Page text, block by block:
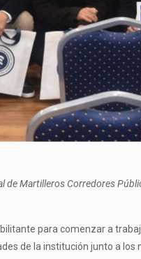
Martilleros Corredores
para comenzar a
de la institución junto a